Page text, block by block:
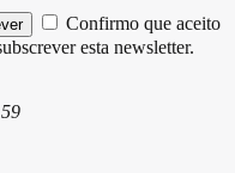
Confirmo que aceito
esta newsletter.